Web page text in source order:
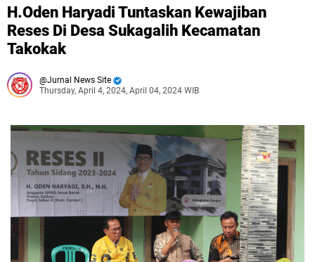
H.Oden Haryadi Tuntaskan Kewajiban
Reses Di Desa Sukagalih Kecamatan
Takokak
Jurnal News Site
Thursday, April 4, 2024, April 04, 2024 WIB